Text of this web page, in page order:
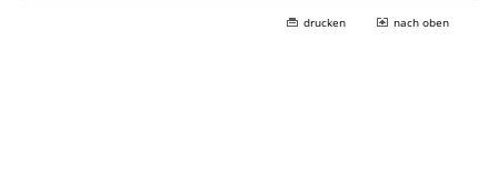
drucken nach oben